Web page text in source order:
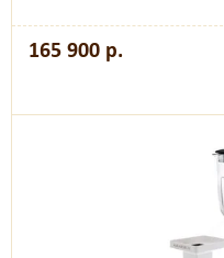
165 900 р.